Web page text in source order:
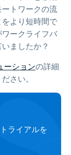
トワークの流
より短時間で
ークライフバ
ましたか？
ーションの詳細
さい。
ライアルを